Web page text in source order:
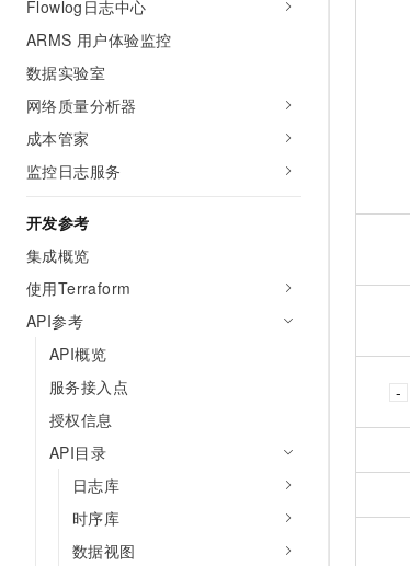
Flowlog日志中心
ARMS 用户体验监控
数据实验室
网络质量分析器
成本管家
监控日志服务
开发参考
集成概览
使用Terraform
API参考
API概览
服务接入点
授权信息
API目录
日志库
时序库
数据视图